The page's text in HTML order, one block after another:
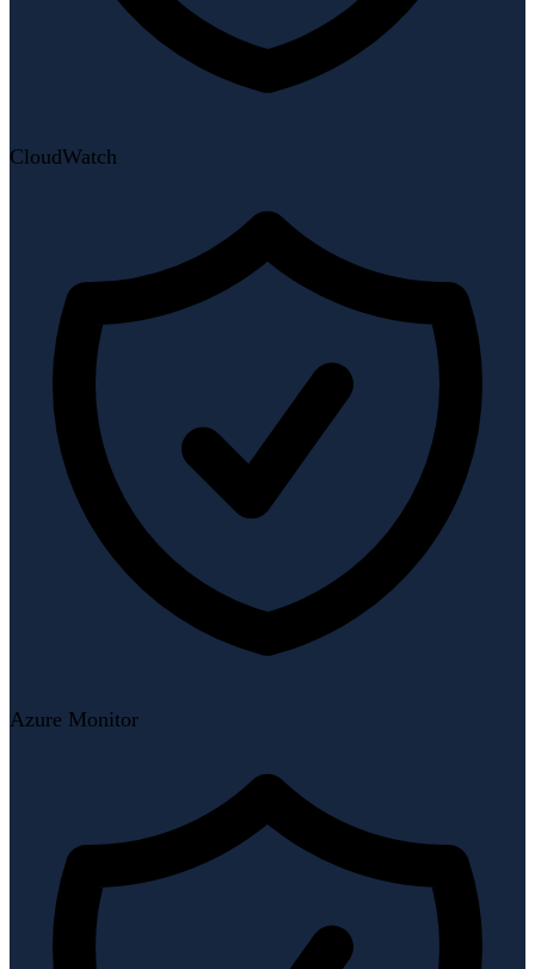
CloudWatch
Azure Monitor